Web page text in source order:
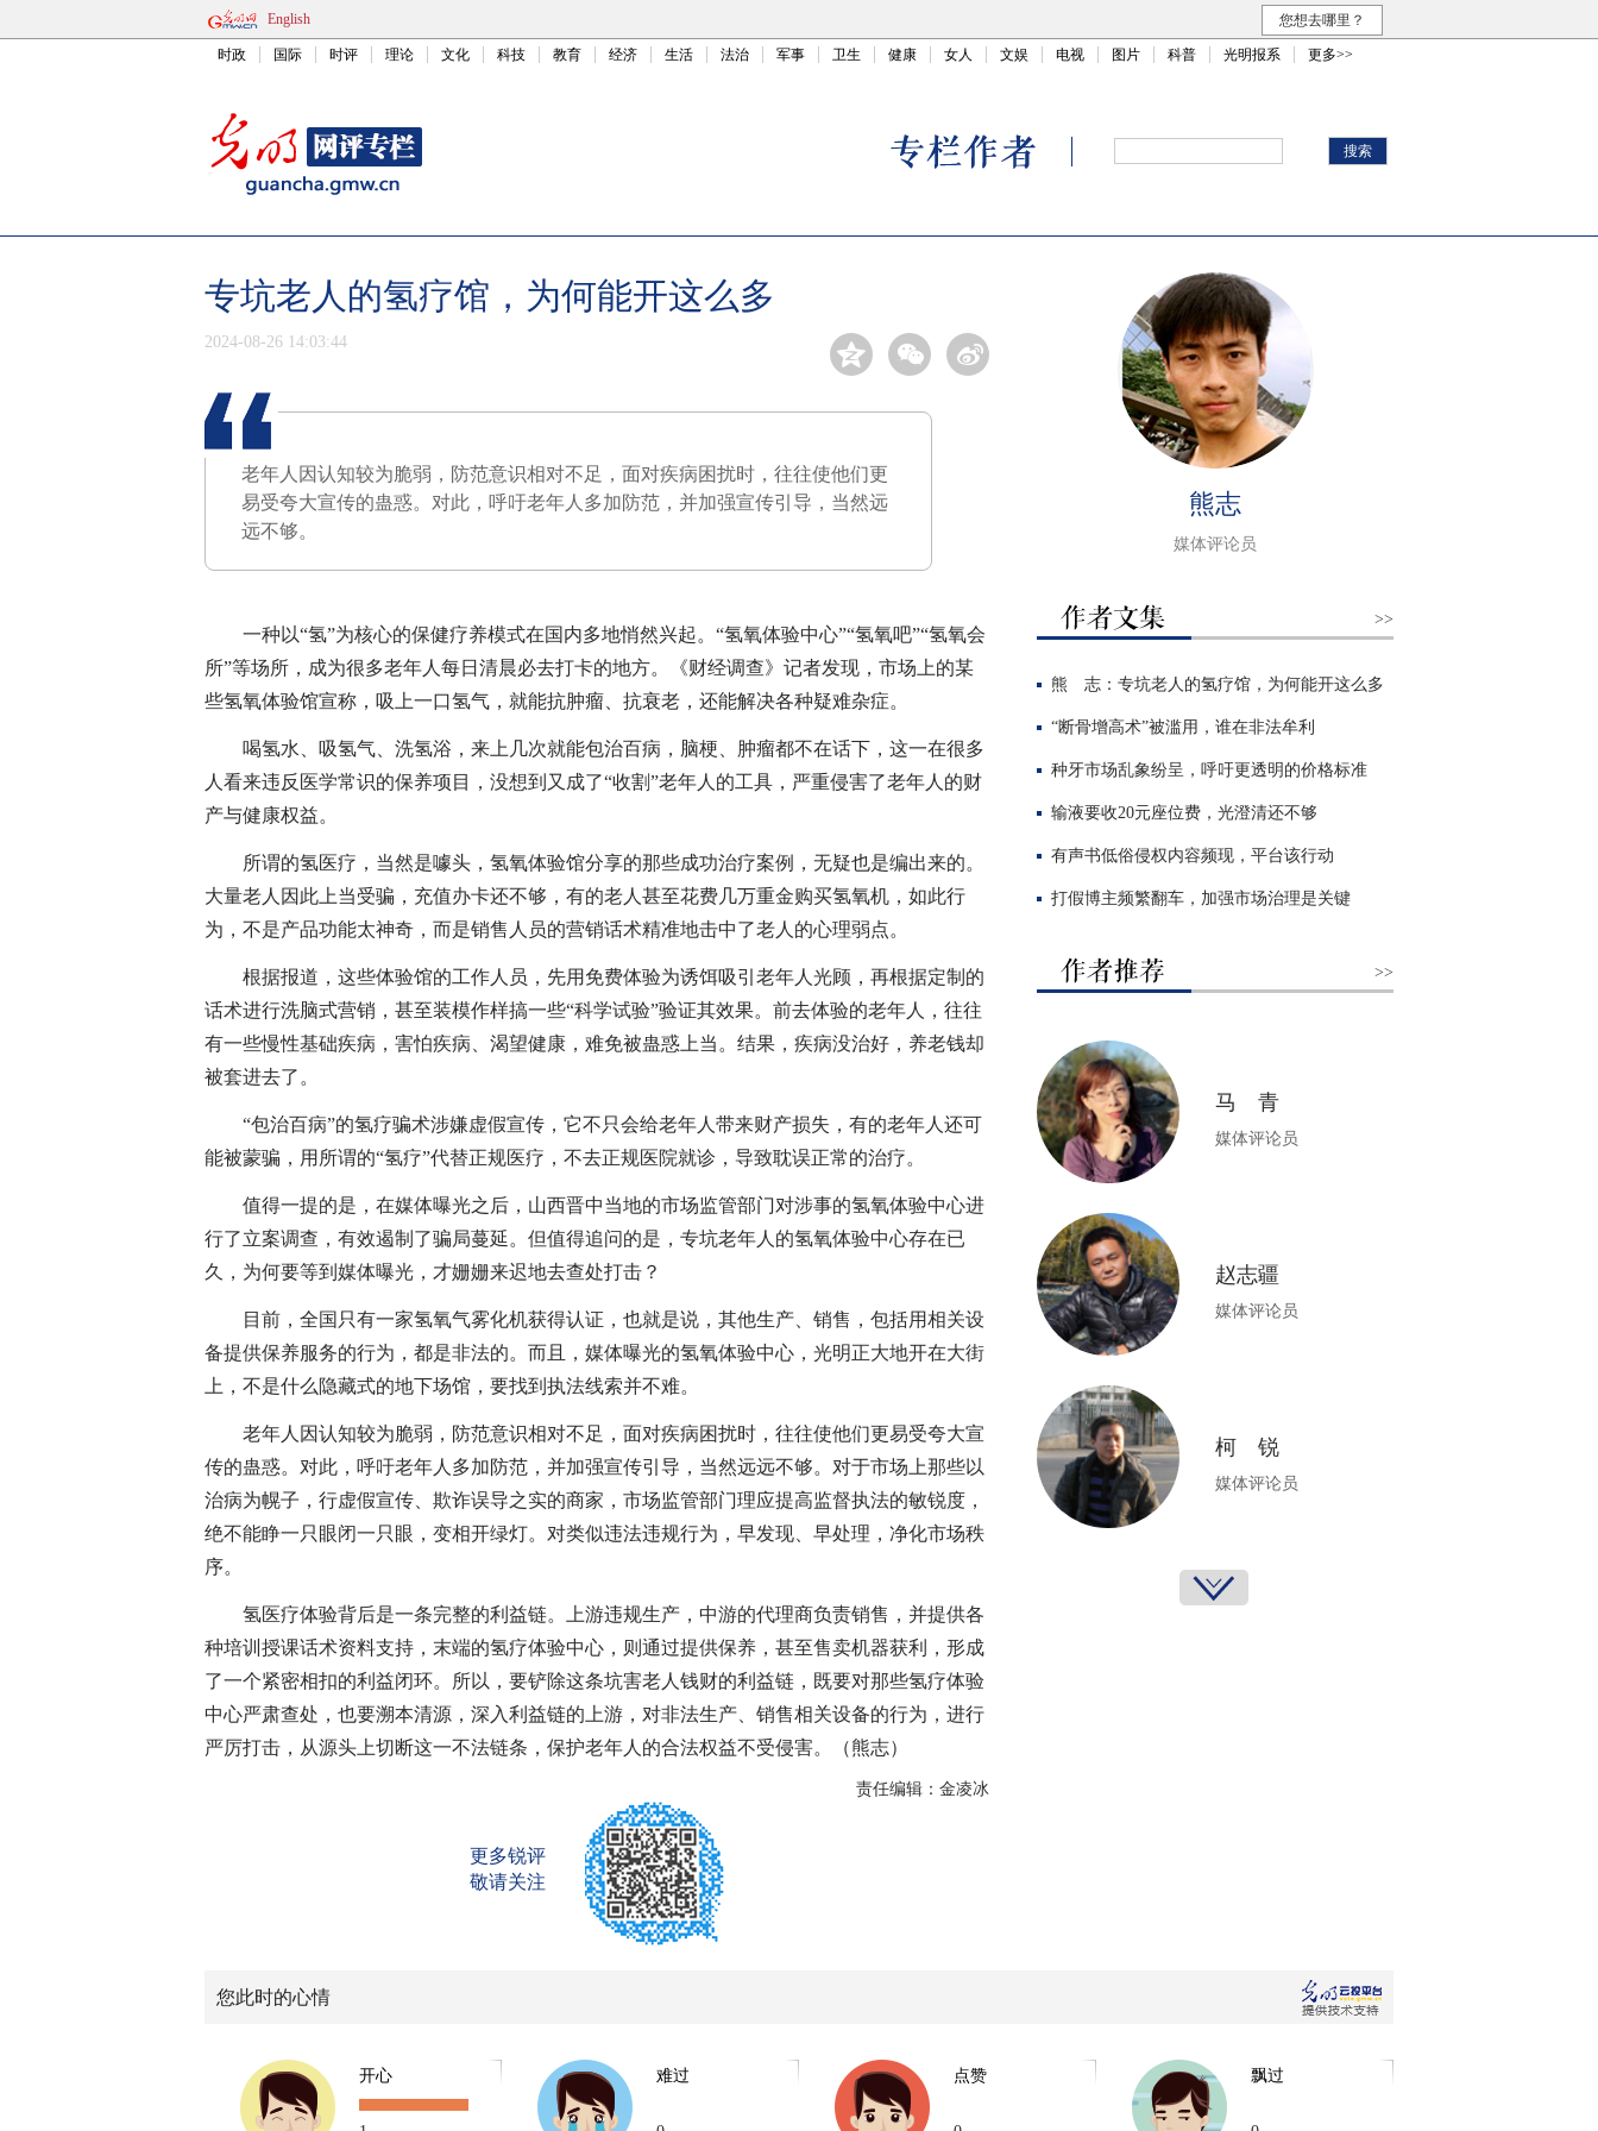
English 您想去哪里？
时政 国际 时评 理论 文化 科技 教育 经济 生活 法治 军事 卫生 健康 女人 文娱 电视 图片 科普 光明报系 更多>>
专坑老人的氢疗馆，为何能开这么多
2024-08-26 14:03:44
老年人因认知较为脆弱，防范意识相对不足，面对疾病困扰时，往往使他们更
易受夸大宣传的蛊惑。对此，呼吁老年人多加防范，并加强宣传引导，当然远
远不够。
一种以“氢”为核心的保健疗养模式在国内多地悄然兴起。“氢氧体验中心”“氢氧吧”“氢氧会
所”等场所，成为很多老年人每日清晨必去打卡的地方。《财经调查》记者发现，市场上的某
些氢氧体验馆宣称，吸上一口氢气，就能抗肿瘤、抗衰老，还能解决各种疑难杂症。
喝氢水、吸氢气、洗氢浴，来上几次就能包治百病，脑梗、肿瘤都不在话下，这一在很多
人看来违反医学常识的保养项目，没想到又成了“收割”老年人的工具，严重侵害了老年人的财
产与健康权益。
所谓的氢医疗，当然是噱头，氢氧体验馆分享的那些成功治疗案例，无疑也是编出来的。
大量老人因此上当受骗，充值办卡还不够，有的老人甚至花费几万重金购买氢氧机，如此行
为，不是产品功能太神奇，而是销售人员的营销话术精准地击中了老人的心理弱点。
根据报道，这些体验馆的工作人员，先用免费体验为诱饵吸引老年人光顾，再根据定制的
话术进行洗脑式营销，甚至装模作样搞一些“科学试验”验证其效果。前去体验的老年人，往往
有一些慢性基础疾病，害怕疾病、渴望健康，难免被蛊惑上当。结果，疾病没治好，养老钱却
被套进去了。
“包治百病”的氢疗骗术涉嫌虚假宣传，它不只会给老年人带来财产损失，有的老年人还可
能被蒙骗，用所谓的“氢疗”代替正规医疗，不去正规医院就诊，导致耽误正常的治疗。
值得一提的是，在媒体曝光之后，山西晋中当地的市场监管部门对涉事的氢氧体验中心进
行了立案调查，有效遏制了骗局蔓延。但值得追问的是，专坑老年人的氢氧体验中心存在已
久，为何要等到媒体曝光，才姗姗来迟地去查处打击？
目前，全国只有一家氢氧气雾化机获得认证，也就是说，其他生产、销售，包括用相关设
备提供保养服务的行为，都是非法的。而且，媒体曝光的氢氧体验中心，光明正大地开在大街
上，不是什么隐藏式的地下场馆，要找到执法线索并不难。
老年人因认知较为脆弱，防范意识相对不足，面对疾病困扰时，往往使他们更易受夸大宣
传的蛊惑。对此，呼吁老年人多加防范，并加强宣传引导，当然远远不够。对于市场上那些以
治病为幌子，行虚假宣传、欺诈误导之实的商家，市场监管部门理应提高监督执法的敏锐度，
绝不能睁一只眼闭一只眼，变相开绿灯。对类似违法违规行为，早发现、早处理，净化市场秩
序。
氢医疗体验背后是一条完整的利益链。上游违规生产，中游的代理商负责销售，并提供各
种培训授课话术资料支持，末端的氢疗体验中心，则通过提供保养，甚至售卖机器获利，形成
了一个紧密相扣的利益闭环。所以，要铲除这条坑害老人钱财的利益链，既要对那些氢疗体验
中心严肃查处，也要溯本清源，深入利益链的上游，对非法生产、销售相关设备的行为，进行
严厉打击，从源头上切断这一不法链条，保护老年人的合法权益不受侵害。（熊志）
责任编辑：金凌冰
更多锐评
敬请关注
熊志
媒体评论员
>>
熊 志：专坑老人的氢疗馆，为何能开这么多
“断骨增高术”被滥用，谁在非法牟利
种牙市场乱象纷呈，呼吁更透明的价格标准
输液要收20元座位费，光澄清还不够
有声书低俗侵权内容频现，平台该行动
打假博主频繁翻车，加强市场治理是关键
>>
马 青
媒体评论员
赵志疆
媒体评论员
柯 锐
媒体评论员
您此时的心情
开心 难过 点赞 飘过